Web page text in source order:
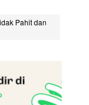
Pahit dan